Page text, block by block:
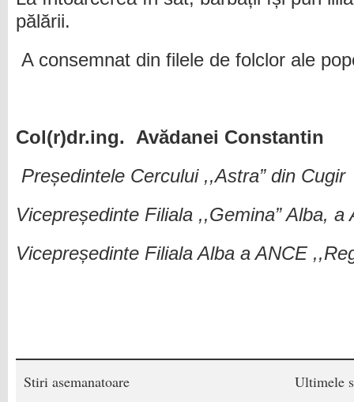
pălării.
A consemnat din filele de folclor ale
Col(r)dr.ing. Avădanei Constantin
Președintele Cercului ,,Astra” din Cugir
Vicepreședinte Filiala ,,Gemina” Alba, a
Vicepreședinte Filiala Alba a ANCE
Stiri asemanatoare Ultimele